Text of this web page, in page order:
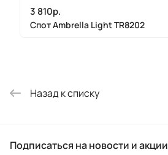
3 810р.
Спот Ambrella Light TR8202
Назад к списку
Подписаться на новости и акции